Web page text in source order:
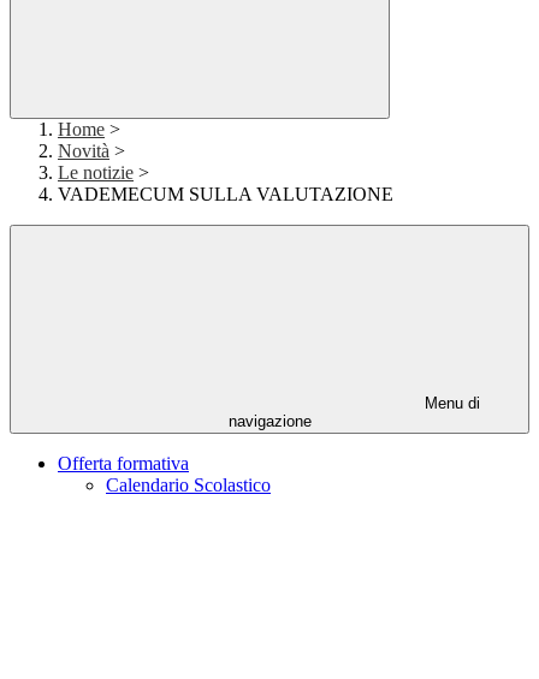
Home >
Novità >
Le notizie >
VADEMECUM SULLA VALUTAZIONE
Menu di
navigazione
Offerta formativa
Calendario Scolastico